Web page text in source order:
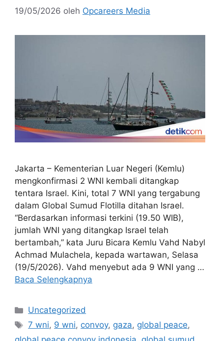
19/05/2026 oleh Opcareers Media
Jakarta – Kementerian Luar Negeri (Kemlu)
mengkonfirmasi 2 WNI kembali ditangkap
tentara Israel. Kini, total 7 WNI yang tergabung
dalam Global Sumud Flotilla ditahan Israel.
“Berdasarkan informasi terkini (19.50 WIB),
jumlah WNI yang ditangkap Israel telah
bertambah,” kata Juru Bicara Kemlu Vahd Nabyl
Achmad Mulachela, kepada wartawan, Selasa
(19/5/2026). Vahd menyebut ada 9 WNI yang …
Baca Selengkapnya
Kategori
Uncategorized
Tag
7 wni, 9 wni, convoy, gaza, global peace,